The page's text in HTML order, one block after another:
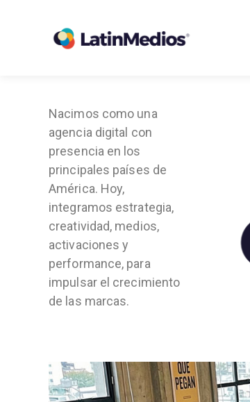
Nacimos como una
agencia digital con
presencia en los
principales países de
América. Hoy,
integramos estrategia,
creatividad, medios,
activaciones y
performance, para
impulsar el crecimiento
de las marcas.